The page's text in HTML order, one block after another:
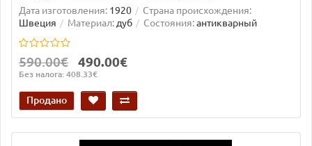
Дата изготовления: 1920
Страна происхождения:
Швеция
Материал: дуб Состояния:антикварный
590.00€ 490.00€
Без налога: 408.33€
Продано